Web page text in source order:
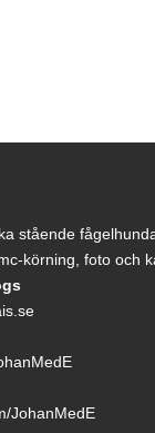
stående
körning, foto och
JohanMedE